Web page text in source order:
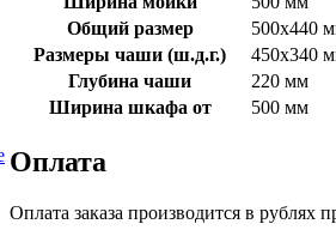
Общий размер
500х440
Размеры чаши (ш.д.г.)
450х340
Глубина чаши
220 мм
Ширина шкафа от
500 мм
Оплата
Оплата заказа производится в рублях